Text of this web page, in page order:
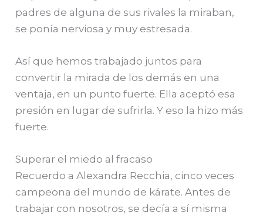
padres de alguna de sus rivales la miraban,
se ponía nerviosa y muy estresada.
Así que hemos trabajado juntos para
convertir la mirada de los demás en una
ventaja, en un punto fuerte. Ella aceptó esa
presión en lugar de sufrirla. Y eso la hizo más
fuerte.
Superar el miedo al fracaso
Recuerdo a Alexandra Recchia, cinco veces
campeona del mundo de kárate. Antes de
trabajar con nosotros, se decía a sí misma